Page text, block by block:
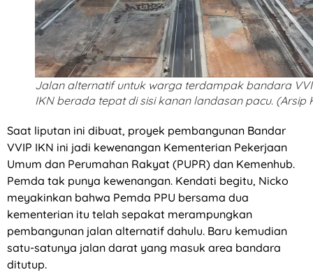
Jalan alternatif untuk warga terdampak bandara
IKN berada tepat di sisi kanan landasan pacu. (Arsip
Saat liputan ini dibuat, proyek pembangunan Bandar
VVIP IKN ini jadi kewenangan Kementerian Pekerjaan
Umum dan Perumahan Rakyat (PUPR) dan Kemenhub.
Pemda tak punya kewenangan. Kendati begitu, Nicko
meyakinkan bahwa Pemda PPU bersama dua
kementerian itu telah sepakat merampungkan
pembangunan jalan alternatif dahulu. Baru kemudian
satu-satunya jalan darat yang masuk area bandara
ditutup.